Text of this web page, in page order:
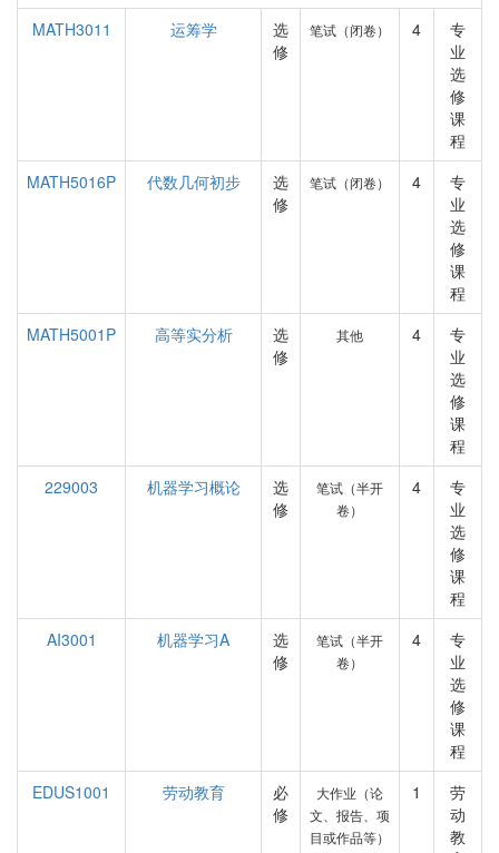
MATH3011 运筹学
选
修
笔试（闭卷） 4
专
业
选
修
课
程
MATH5016P
代数几何初步
选
修
笔试（闭卷） 4
专
业
选
修
课
程
MATH5001P
高等实分析
选
修
其他 4
专
业
选
修
课
程
229003
机器学习概论
选
修
笔试（半开
卷）
4
专
业
选
修
课
程
AI3001
机器学习A
选
修
笔试（半开
卷）
4
专
业
选
修
课
程
EDUS1001
劳动教育
必
修
大作业（论
文、报告、项
目或作品等）
1
劳
动
教